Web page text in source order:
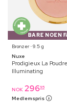
BARE NOEN
Bronzer ⋅ 9.5 g
Nuxe
Prodigieux La
Illuminating
NOK 29695
Medlemspris